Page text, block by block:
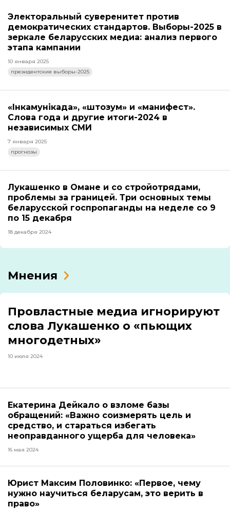
Электоральный суверенитет против
демократических стандартов. Выборы-2025 в
зеркале беларусских медиа: анализ первого
этапа кампании
10 января 2025
президентские выборы-2025
«Інкамунікада», «штозум» и «манифест».
Слова года и другие итоги-2024 в
независимых СМИ
7 января 2025
прогнозы
Лукашенко в Омане и со стройотрядами,
проблемы за границей. Три основных темы
беларусской госпропаганды на неделе со 9
по 15 декабря
18 декабря 2024
Мнения
Провластные медиа игнорируют
слова Лукашенко о «пьющих
многодетных»
10 июля 2024
Екатерина Дейкало о взломе базы
обращений: «Важно соизмерять цель и
средство, и стараться избегать
неоправданного ущерба для человека»
16 мая 2024
Юрист Максим Половинко: «Первое, чему
нужно научиться беларусам, это верить в
право»